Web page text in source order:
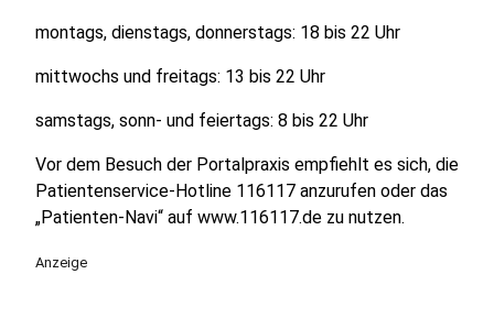
montags, dienstags, donnerstags: 18 bis 22 Uhr
mittwochs und freitags: 13 bis 22 Uhr
samstags, sonn- und feiertags: 8 bis 22 Uhr
Vor dem Besuch der Portalpraxis empfiehlt es sich, die
Patientenservice-Hotline 116117 anzurufen oder das
„Patienten-Navi“ auf www.116117.de zu nutzen.
Anzeige